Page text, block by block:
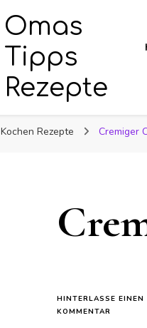
Omas
Tipps
Rezepte
Kochen Rezepte Cremiger
HINTERLASSE EINEN
KOMMENTAR